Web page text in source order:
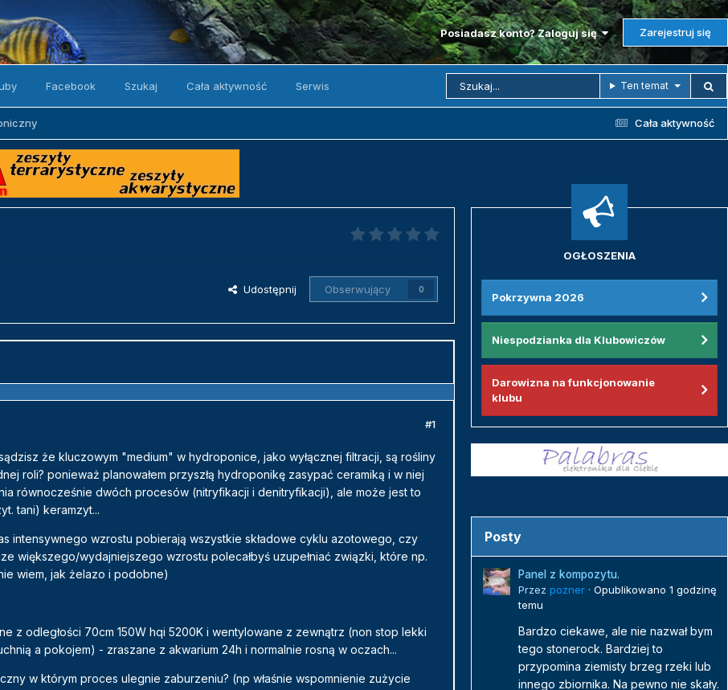
Posiadasz konto? Zaloguj się Zarejestruj się
Facebook Szukaj Cała aktywność Serwis Ten temat
Cała aktywność
Udostępnij Obserwujący 0
#1
że kluczowym "medium" w hydroponice, jako wyłącznej filtracji, są rośliny
roli? ponieważ planowałem przyszłą hydroponikę zasypać ceramiką i w niej
równocześnie dwóch procesów (nitryfikacji i denitryfikacji), ale może jest to
tani) keramzyt...
intensywnego wzrostu pobierają wszystkie składowe cyklu azotowego, czy
większego/wydajniejszego wzrostu polecałbyś uzupełniać związki, które np.
wiem, jak żelazo i podobne)
z odległości 70cm 150W hqi 5200K i wentylowane z zewnątrz (non stop lekki
a pokojem) - zraszane z akwarium 24h i normalnie rosną w oczach...
w którym proces ulegnie zaburzeniu? (np właśnie wspomnienie zużycie
OGŁOSZENIA
Pokrzywna 2026
Niespodzianka dla Klubowiczów
Darowizna na funkcjonowanie
klubu
Posty
Panel z kompozytu.
Przez pozner · Opublikowano 1 godzinę
temu
Bardzo ciekawe, ale nie nazwał bym
tego stonerock. Bardziej to
przypomina ziemisty brzeg rzeki lub
innego zbiornika. Na pewno nie skały.